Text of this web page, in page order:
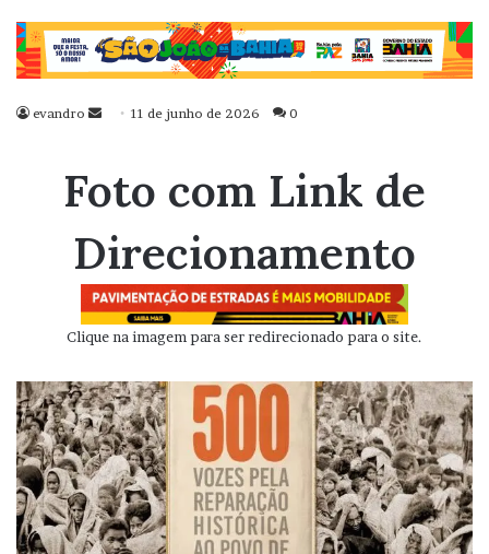
evandro
Mande
mail
11 de junho de 2026 0
Foto com Link de
Direcionamento
Clique na imagem para ser redirecionado para o site.